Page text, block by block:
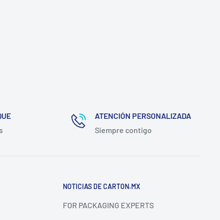
ATENCIÓN PERSONALIZADA
Siempre contigo
NOTICIAS DE CARTON.MX
FOR PACKAGING EXPERTS